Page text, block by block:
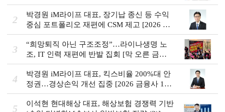
원 AI사업 논란]
2
박경원 iM라이프 대표, 장기납 종신 등 수익
중심 포트폴리오 재편에 CSM 제고 [2026 금
융사 상반기 실적]
3
“희망퇴직 아닌 구조조정”…라이나생명 노
조, IT 인력 재편에 반발 집회 [막 오른 금융
권 하투(夏鬪)]
4
박경원 iM라이프 대표, 킥스비율 200%대 안
정권…경상손익 개선 집중 [2026 금융사 1분
기 실적]
5
이석현 현대해상 대표, 해상보험 경쟁력 기반